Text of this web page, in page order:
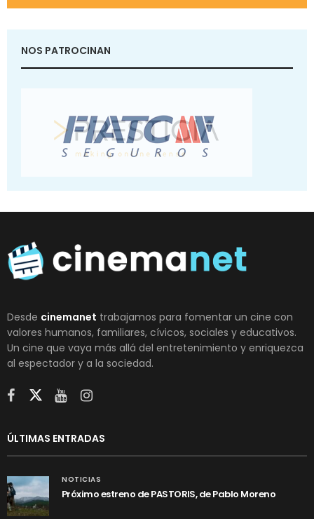
NOS PATROCINAN
Desde cinemanet trabajamos para fomentar un cine con
valores humanos, familiares, cívicos, sociales y educativos.
Un cine que vaya más allá del entretenimiento y enriquezca
al espectador y a la sociedad.
ÚLTIMAS ENTRADAS
NOTICIAS
Próximo estreno de PASTORIS, de Pablo Moreno